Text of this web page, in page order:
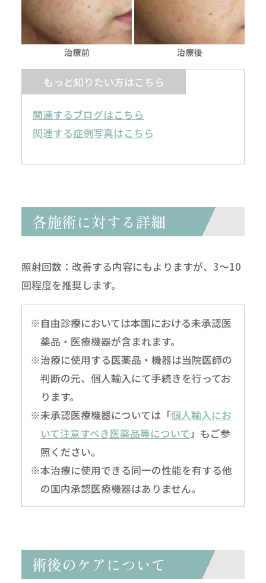
もっと知りたい方はこちら
関連するブログはこちら
関連する症例写真はこちら
各施術に対する詳細
照射回数：改善する内容にもよりますが、3～10
回程度を推奨します。
※自由診療においては本国における未承認医
薬品・医療機器が含まれます。
※治療に使用する医薬品・機器は当院医師の
判断の元、個人輸入にて手続きを行ってお
ります。
※未承認医療機器については「個人輸入にお
いて注意すべき医薬品等について 」もご参
照ください。
※本治療に使用できる同一の性能を有する他
の国内承認医療機器はありません。
術後のケアについて